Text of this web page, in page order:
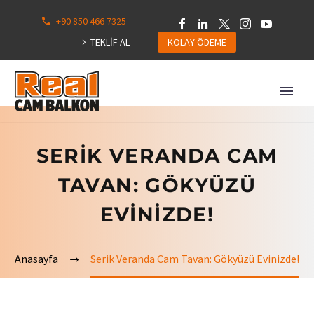
+90 850 466 7325
TEKLİF AL
KOLAY ÖDEME
SERIK VERANDA CAM
TAVAN: GÖKYÜZÜ
EVINIZDE!
Anasayfa Serik Veranda Cam Tavan: Gökyüzü Evinizde!
113
Hepsini
Göster